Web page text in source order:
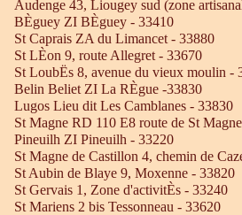
Audenge 43, Liougey sud (zone
BÈguey ZI BÈguey - 33410
St Caprais ZA du Limancet - 33880
St LÈon 9, route Allegret - 33670
St LoubËs 8, avenue du vieux moulin -
Belin Beliet ZI La RÈgue -33830
Lugos Lieu dit Les Camblanes - 33830
St Magne RD 110 E8 route de St
Pineuilh ZI Pineuilh - 33220
St Magne de Castillon 4, chemin de
St Aubin de Blaye 9, Moxenne - 33820
St Gervais 1, Zone d'activitÈs - 33240
St Mariens 2 bis Tessonneau - 33620